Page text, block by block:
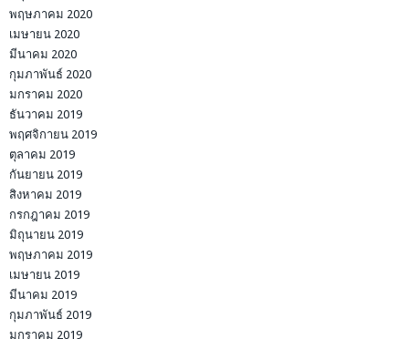
พฤษภาคม 2020
เมษายน 2020
มีนาคม 2020
กุมภาพันธ์ 2020
มกราคม 2020
ธันวาคม 2019
พฤศจิกายน 2019
ตุลาคม 2019
กันยายน 2019
สิงหาคม 2019
กรกฎาคม 2019
มิถุนายน 2019
พฤษภาคม 2019
เมษายน 2019
มีนาคม 2019
กุมภาพันธ์ 2019
มกราคม 2019